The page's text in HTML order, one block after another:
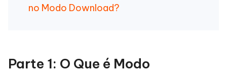
no Modo Download?
Parte 1: O Que é Modo